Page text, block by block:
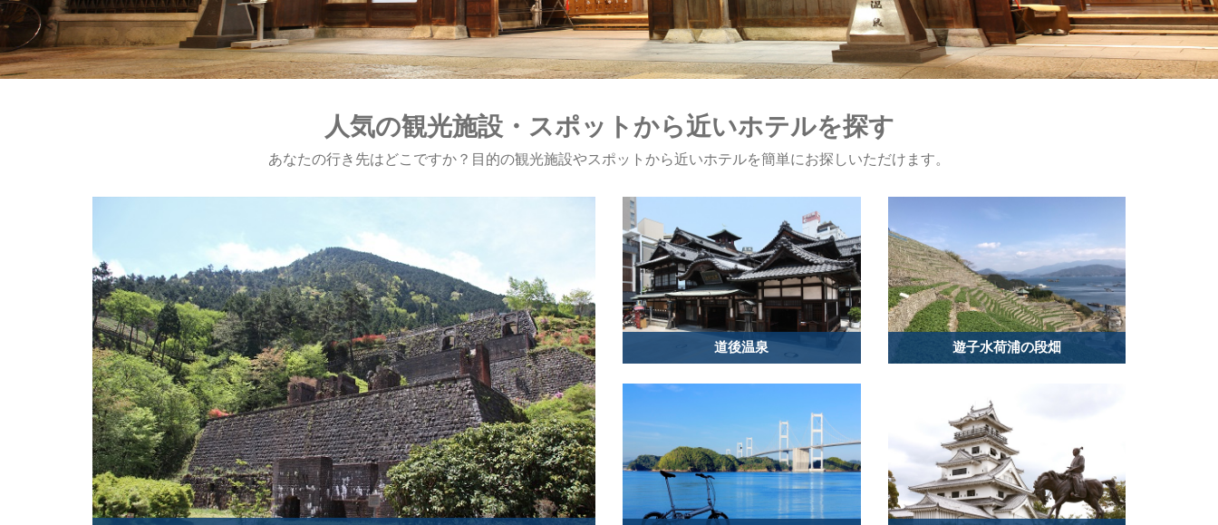
人気の観光施設・スポットから近いホテルを探す
あなたの行き先はどこですか？目的の観光施設やスポットから近いホテルを簡単にお探しいただけます。
道後温泉 遊子水荷浦の段畑